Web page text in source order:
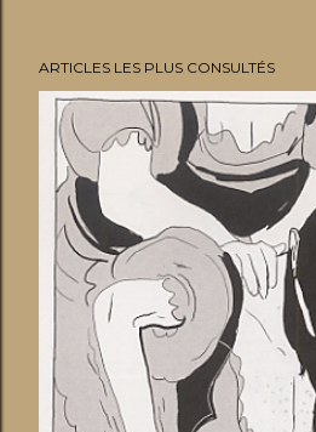
ARTICLES LES PLUS CONSULTÉS